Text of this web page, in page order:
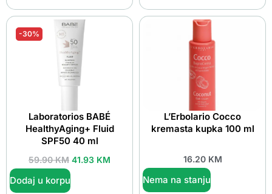
-30%
Laboratorios BABÉ
HealthyAging+ Fluid
SPF50 40 ml
59.90KM 41.93 KM
Dodaj u korpu
L’Erbolario Cocco
kremasta kupka 100 ml
16.20 KM
Nema na stanju